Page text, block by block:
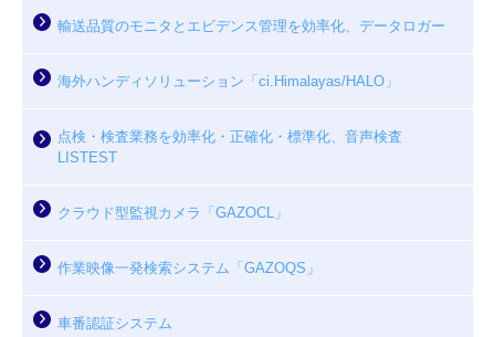
輸送品質のモニタとエビデンス管理を効率化、データロガー
海外ハンディソリューション「ci.Himalayas/HALO」
点検・検査業務を効率化・正確化・標準化、音声検査
LISTEST
クラウド型監視カメラ「GAZOCL」
作業映像一発検索システム「GAZOQS」
車番認証システム